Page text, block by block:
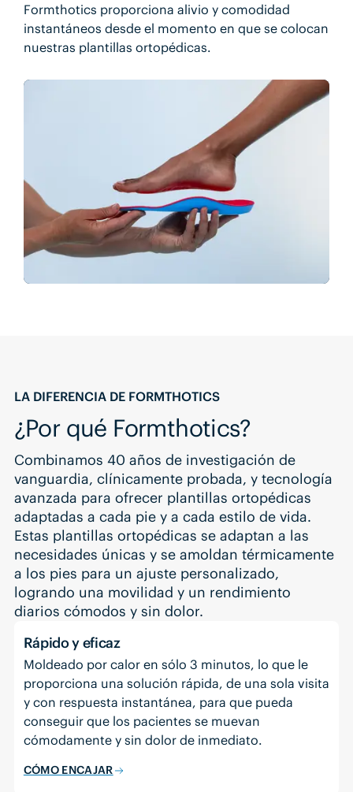
Formthotics proporciona alivio y comodidad
instantáneos desde el momento en que se colocan
nuestras plantillas ortopédicas.
LA DIFERENCIA DE FORMTHOTICS
¿Por qué Formthotics?
Combinamos 40 años de investigación de
vanguardia, clínicamente probada, y tecnología
avanzada para ofrecer plantillas ortopédicas
adaptadas a cada pie y a cada estilo de vida.
Estas plantillas ortopédicas se adaptan a las
necesidades únicas y se amoldan térmicamente
a los pies para un ajuste personalizado,
logrando una movilidad y un rendimiento
diarios cómodos y sin dolor.
Rápido y eficaz
Moldeado por calor en sólo 3 minutos, lo que le
proporciona una solución rápida, de una sola visita
y con respuesta instantánea, para que pueda
conseguir que los pacientes se muevan
cómodamente y sin dolor de inmediato.
CÓMO ENCAJAR